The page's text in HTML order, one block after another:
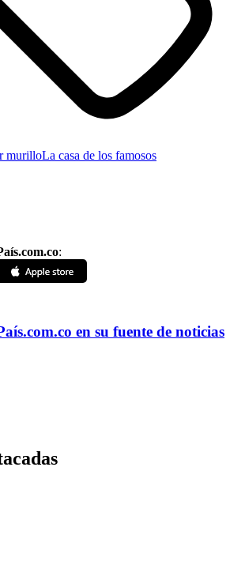
murilloLa casa de los famosos
:
.com.co en su fuente de noticias